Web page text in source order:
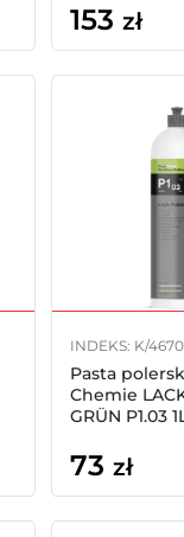
153 zł
INDEKS: K/
Pasta
Chemie
GRÜN P1.03
73 zł